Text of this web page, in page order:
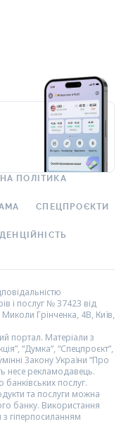
ПОЛІТИКА
СПЕЦПРОЄКТИ
і послуг № 37423 від
Грінченка, 4В, Київ,
портал. Матеріали з
“Думка”, “Спецпроєкт”,
Закону України “Про
несе рекламодавець.
банківських послуг.
та послуги можна
банку. Використання
з гіперпосиланням